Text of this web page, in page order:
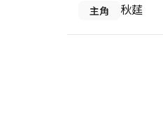
主角 秋莛